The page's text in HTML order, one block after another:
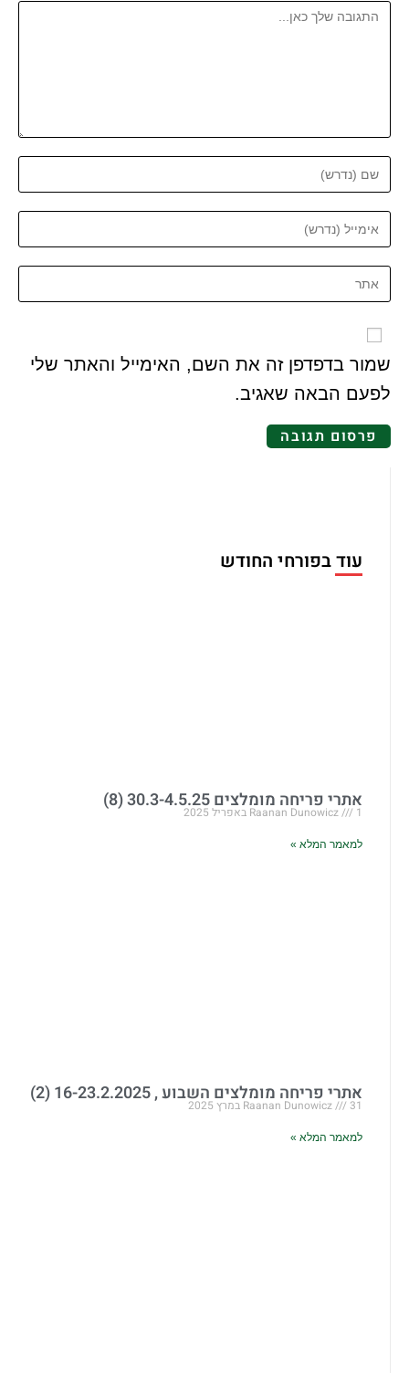
שמור בדפדפן זה את השם, האימייל והאתר שלי
לפעם הבאה שאגיב.
עוד בפורחי החודש
אתרי פריחה מומלצים 30.3-4.5.25 (8)
Raanan Dunowicz 1 באפריל 2025
למאמר המלא »
אתרי פריחה מומלצים השבוע , 16-23.2.2025 (2)
Raanan Dunowicz 31 במרץ 2025
למאמר המלא »